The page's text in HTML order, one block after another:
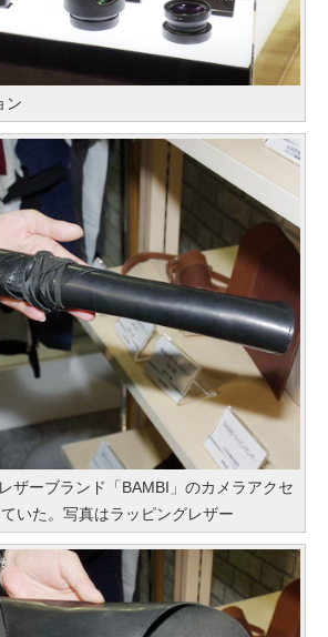
ン
ザーブランド「BAMBI」のカメラアクセ
いた。写真はラッピングレザー